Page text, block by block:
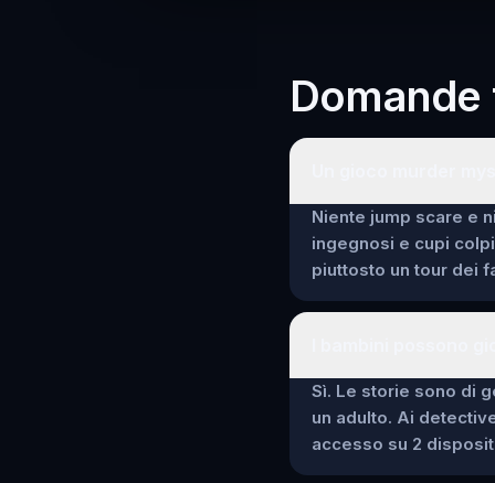
Niente jump scare e
ingegnosi e cupi
piuttosto un tour dei
Sì. Le storie sono di
un adulto. Ai
accesso su 2